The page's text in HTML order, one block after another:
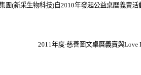
團(新采生物科技) 自2010年發起公益桌曆義賣
2011 年度-慈善圖文桌曆義賣與Love